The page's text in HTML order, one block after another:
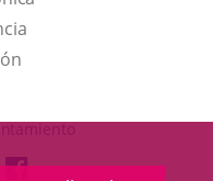
will
open
a
LINK